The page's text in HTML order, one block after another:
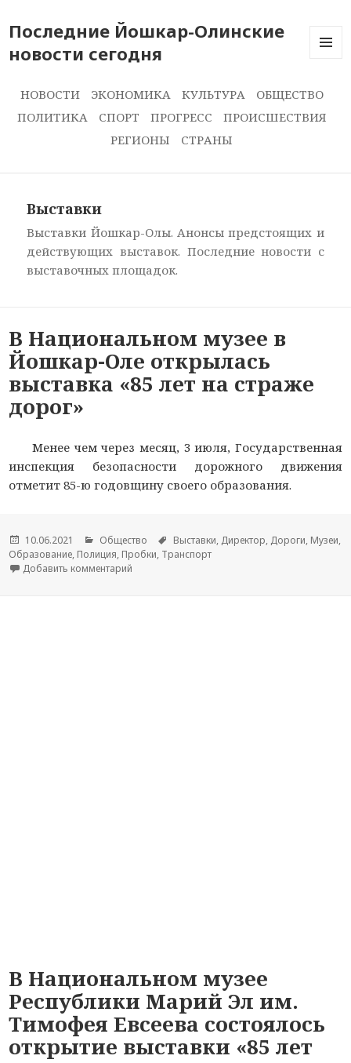
Последние Йошкар-Олинские
новости сегодня
НОВОСТИ ЭКОНОМИКА КУЛЬТУРА
ОБЩЕСТВО
ПОЛИТИКА
СПОРТ ПРОГРЕСС
ПРОИСШЕСТВИЯ
РЕГИОНЫ
СТРАНЫ
Выставки
Выставки Йошкар-Олы. Анонсы предстоящих и
действующих выставок. Последние новости с
выставочных площадок.
В Национальном музее в
Йошкар-Оле открылась
выставка «85 лет на страже
дорог»
Менее чем через месяц, 3 июля, Государственная
инспекция безопасности дорожного движения
отметит 85-ю годовщину своего образования.
Опубликовано
10.06.2021 Рубрики
Общество Метки
Выставки, Директор, Дороги, Музеи,
Образование, Полиция, Пробки, Транспорт
Добавить комментарий
В Национальном музее
Республики Марий Эл им.
Тимофея Евсеева состоялось
открытие выставки «85 лет